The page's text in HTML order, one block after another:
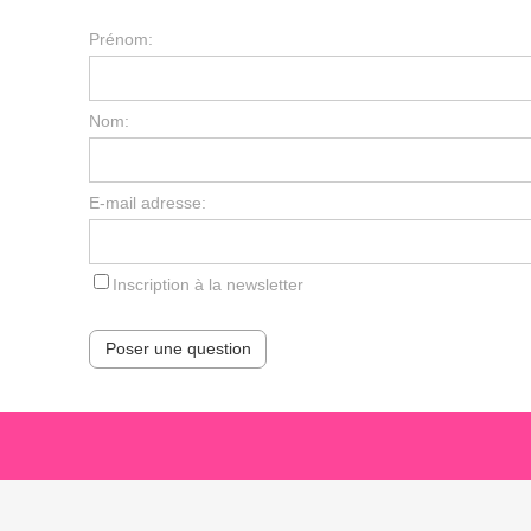
Prénom:
Nom:
E-mail adresse:
Inscription à la newsletter
Poser une question